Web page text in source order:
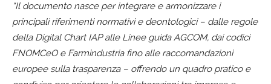
“Il documento nasce per integrare e armonizzare i
principali riferimenti normativi e deontologici – dalle regole
della Digital Chart IAP alle Linee guida AGCOM, dai codici
FNOMCeO e Farmindustria fino alle raccomandazioni
europee sulla trasparenza – offrendo un quadro pratico e